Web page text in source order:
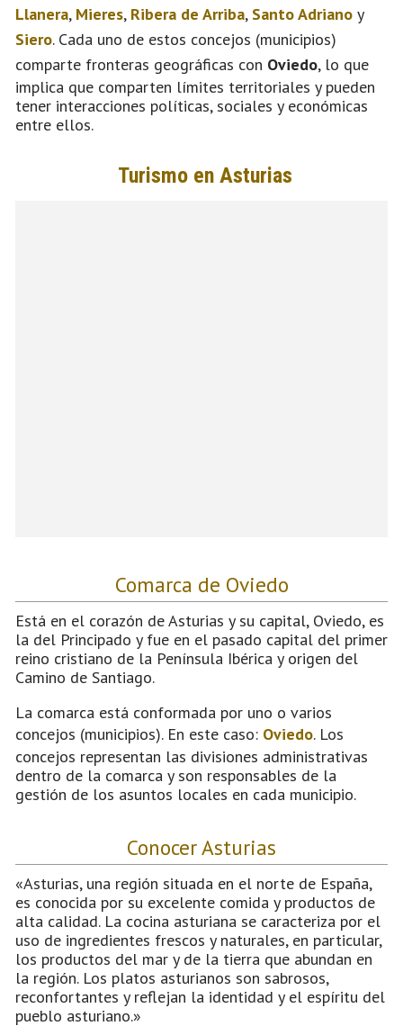
Llanera, Mieres, Ribera de Arriba, Santo Adriano y
Siero. Cada uno de estos concejos (municipios)
comparte fronteras geográficas con Oviedo, lo que
implica que comparten límites territoriales y pueden
tener interacciones políticas, sociales y económicas
entre ellos.
Comarca de Oviedo
Está en el corazón de Asturias y su capital, Oviedo, es
la del Principado y fue en el pasado capital del primer
reino cristiano de la Península Ibérica y origen del
Camino de Santiago.
La comarca está conformada por uno o varios
concejos (municipios). En este caso: Oviedo. Los
concejos representan las divisiones administrativas
dentro de la comarca y son responsables de la
gestión de los asuntos locales en cada municipio.
Conocer Asturias
«Asturias, una región situada en el norte de España,
es conocida por su excelente comida y productos de
alta calidad. La cocina asturiana se caracteriza por el
uso de ingredientes frescos y naturales, en particular,
los productos del mar y de la tierra que abundan en
la región. Los platos asturianos son sabrosos,
reconfortantes y reflejan la identidad y el espíritu del
pueblo asturiano.»